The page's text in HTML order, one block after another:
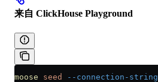
来自 ClickHouse Playground
moose seed --connection-string